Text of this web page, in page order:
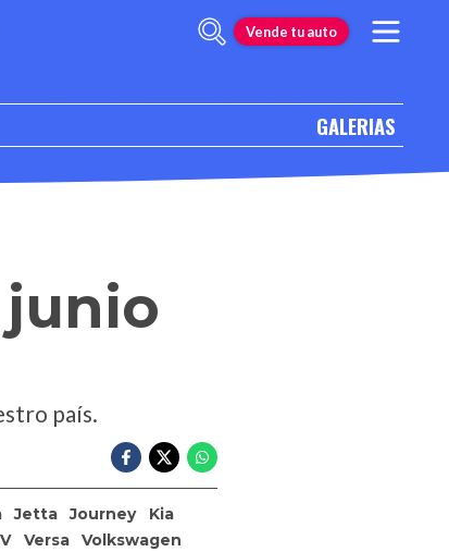
Vende tu auto
GALERIAS
país.
Jetta Journey
Kia
Versa Volkswagen